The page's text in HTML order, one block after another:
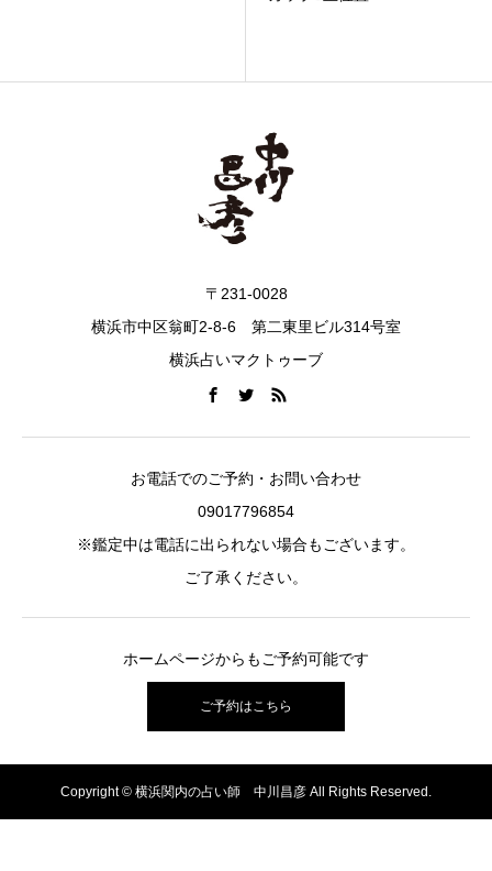
〒231-0028
横浜市中区翁町2-8-6 第二東里ビル314号室
横浜占いマクトゥーブ
お電話でのご予約・お問い合わせ
09017796854
※鑑定中は電話に出られない場合もございます。
ご了承ください。
ホームページからもご予約可能です
ご予約はこちら
Copyright © 横浜関内の占い師 中川昌彦 All Rights Reserved.